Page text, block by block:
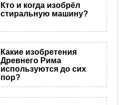
Кто и когда изобрёл
стиральную машину?
Какие изобретения
Древнего Рима
используются до сих
пор?